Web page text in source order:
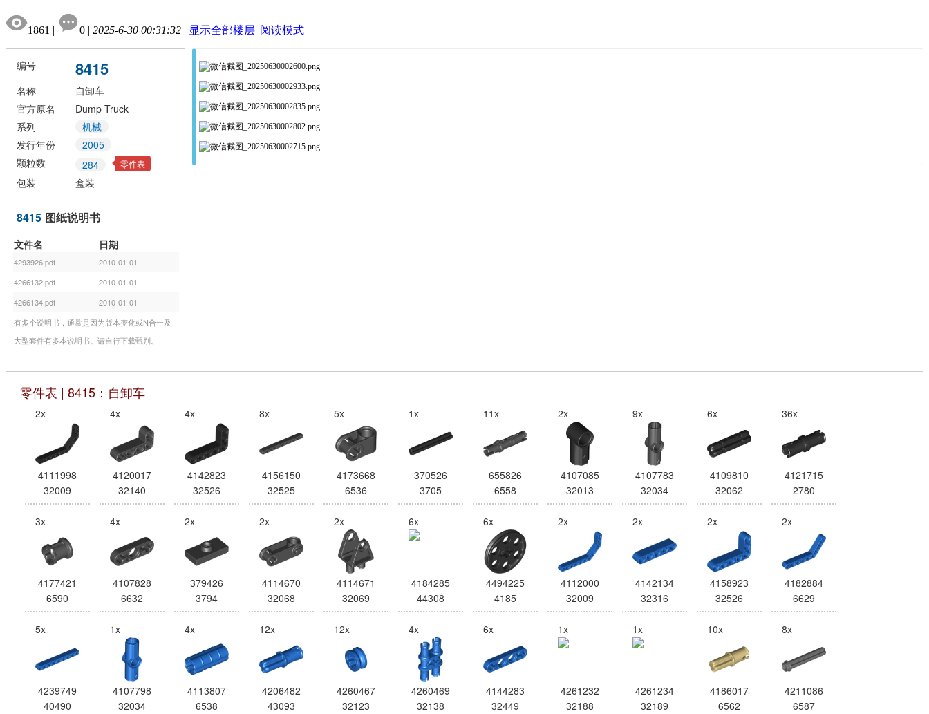
1861 | 0 | 2025-6-30 00:31:32 | 显示全部楼层 |阅读模式
编号 8415
名称
自卸车
官方原名
Dump Truck
系列
机械
发行年份
2005
颗粒数
284 零件表
包装 盒装
8415 图纸说明书
文件名 日期
4293926.pdf
2010-01-01
4266132.pdf
2010-01-01
4266134.pdf
2010-01-01
有多个说明书，通常是因为版本变化或N合一及
大型套件有多本说明书。请自行下载甄别。
零件表 | 8415：自卸车
2x
4111998
32009
4x
4120017
32140
4x
4142823
32526
8x
4156150
32525
5x
4173668
6536
1x
370526
3705
11x
655826
6558
2x
4107085
32013
9x
4107783
32034
6x
4109810
32062
36x
4121715
2780
3x
4177421
6590
4x
4107828
6632
2x
379426
3794
2x
4114670
32068
2x
4114671
32069
6x
4184285
44308
6x
4494225
4185
2x
4112000
32009
2x
4142134
32316
2x
4158923
32526
2x
4182884
6629
5x
4239749
40490
1x
4107798
32034
4x
4113807
6538
12x
4206482
43093
12x
4260467
32123
4x
4260469
32138
6x
4144283
32449
1x
4261232
32188
1x
4261234
32189
10x
4186017
6562
8x
4211086
6587